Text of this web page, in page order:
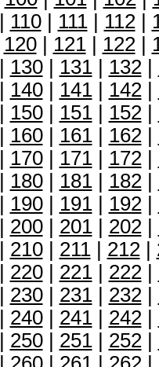
110| 111| 112|
120| 121| 122|
130| 131| 132|
140| 141| 142|
150| 151| 152|
160| 161| 162|
170| 171| 172|
180| 181| 182|
190| 191| 192|
200| 201| 202|
210| 211| 212|
220| 221| 222|
230| 231| 232|
240| 241| 242|
250| 251| 252|